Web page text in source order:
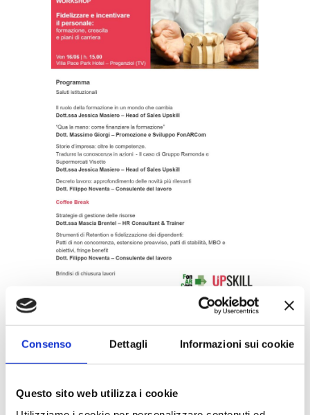
Consenso Dettagli Informazioni sui cookie
Questo sito web utilizza i cookie
Non perderti le ultime notizie in
anteprima. Seguici